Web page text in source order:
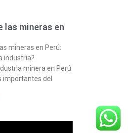
las mineras en
mineras en Perú:
industria?
minera en Perú
importantes del